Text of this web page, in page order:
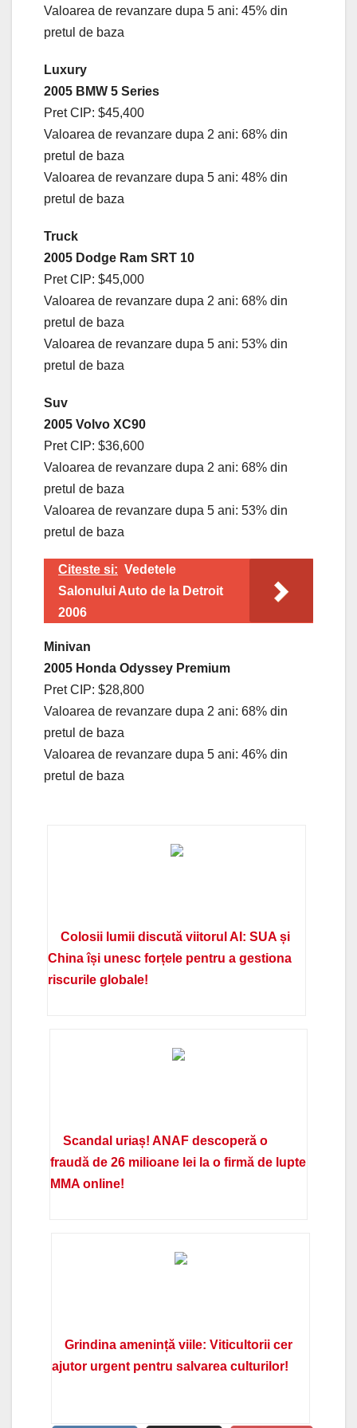
Valoarea de revanzare dupa 5 ani: 45% din
pretul de baza
Luxury
2005 BMW 5 Series
Pret CIP: $45,400
Valoarea de revanzare dupa 2 ani: 68% din
pretul de baza
Valoarea de revanzare dupa 5 ani: 48% din
pretul de baza
Truck
2005 Dodge Ram SRT 10
Pret CIP: $45,000
Valoarea de revanzare dupa 2 ani: 68% din
pretul de baza
Valoarea de revanzare dupa 5 ani: 53% din
pretul de baza
Suv
2005 Volvo XC90
Pret CIP: $36,600
Valoarea de revanzare dupa 2 ani: 68% din
pretul de baza
Valoarea de revanzare dupa 5 ani: 53% din
pretul de baza
Citeste si: Vedetele
Salonului Auto de la Detroit
2006
Minivan
2005 Honda Odyssey Premium
Pret CIP: $28,800
Valoarea de revanzare dupa 2 ani: 68% din
pretul de baza
Valoarea de revanzare dupa 5 ani: 46% din
pretul de baza
Colosii lumii discută viitorul AI: SUA și
China își unesc forțele pentru a gestiona
riscurile globale!
Scandal uriaș! ANAF descoperă o
fraudă de 26 milioane lei la o firmă de lupte
MMA online!
Grindina amenință viile: Viticultorii cer
ajutor urgent pentru salvarea culturilor!